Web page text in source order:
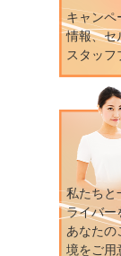
キャンペ
情報、セ
スタッフ
私たちと
ライバー
あなたの
境をご用